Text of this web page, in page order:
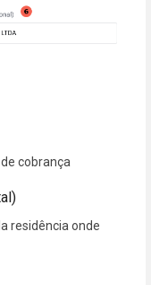
cobrança
residência onde